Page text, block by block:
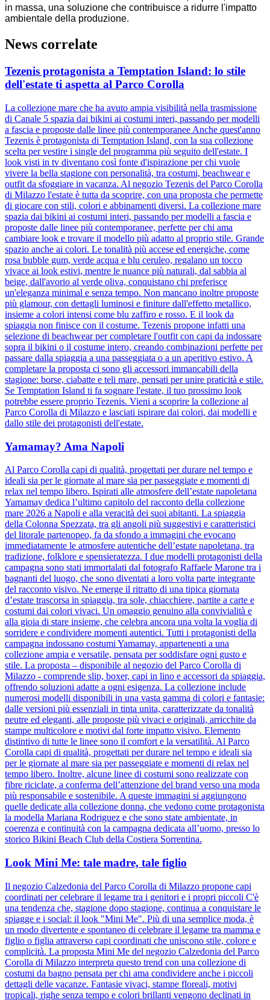
in massa, una soluzione che contribuisce a ridurre l'impatto
ambientale della produzione.
News correlate
Tezenis protagonista a Temptation Island: lo stile
dell'estate ti aspetta al Parco Corolla
La collezione mare che ha avuto ampia visibilità nella trasmissione
di Canale 5 spazia dai bikini ai costumi interi, passando per modelli
a fascia e proposte dalle linee più contemporanee Anche quest'anno
Tezenis è protagonista di Temptation Island, con la sua collezione
scelta per vestire i single del programma più seguito dell'estate. I
look visti in tv diventano così fonte d'ispirazione per chi vuole
vivere la bella stagione con personalità, tra costumi, beachwear e
outfit da sfoggiare in vacanza. Al negozio Tezenis del Parco Corolla
di Milazzo l'estate è tutta da scoprire, con una proposta che permette
di giocare con stili, colori e abbinamenti diversi. La collezione mare
spazia dai bikini ai costumi interi, passando per modelli a fascia e
proposte dalle linee più contemporanee, perfette per chi ama
cambiare look e trovare il modello più adatto al proprio stile. Grande
spazio anche ai colori. Le tonalità più accese ed energiche, come
rosa bubble gum, verde acqua e blu ceruleo, regalano un tocco
vivace ai look estivi, mentre le nuance più naturali, dal sabbia al
beige, dall'avorio al verde oliva, conquistano chi preferisce
un'eleganza minimal e senza tempo. Non mancano inoltre proposte
più glamour, con dettagli luminosi e finiture dall'effetto metallico,
insieme a colori intensi come blu zaffiro e rosso. E il look da
spiaggia non finisce con il costume. Tezenis propone infatti una
selezione di beachwear per completare l'outfit con capi da indossare
sopra il bikini o il costume intero, creando combinazioni perfette per
passare dalla spiaggia a una passeggiata o a un aperitivo estivo. A
completare la proposta ci sono gli accessori immancabili della
stagione: borse, ciabatte e teli mare, pensati per unire praticità e stile.
Se Temptation Island ti fa sognare l'estate, il tuo prossimo look
potrebbe essere proprio Tezenis. Vieni a scoprire la collezione al
Parco Corolla di Milazzo e lasciati ispirare dai colori, dai modelli e
dallo stile dei protagonisti dell'estate.
Yamamay? Ama Napoli
Al Parco Corolla capi di qualità, progettati per durare nel tempo e
ideali sia per le giornate al mare sia per passeggiate e momenti di
relax nel tempo libero. Ispirati alle atmosfere dell’estate napoletana
Yamamay dedica l’ultimo capitolo del racconto della collezione
mare 2026 a Napoli e alla veracità dei suoi abitanti. La spiaggia
della Colonna Spezzata, tra gli angoli più suggestivi e caratteristici
del litorale partenopeo, fa da sfondo a immagini che evocano
immediatamente le atmosfere autentiche dell’estate napoletana, tra
tradizione, folklore e spensieratezza. I due modelli protagonisti della
campagna sono stati immortalati dal fotografo Raffaele Marone tra i
bagnanti del luogo, che sono diventati a loro volta parte integrante
del racconto visivo. Ne emerge il ritratto di una tipica giornata
d’estate trascorsa in spiaggia, tra sole, chiacchiere, partite a carte e
costumi dai colori vivaci. Un omaggio genuino alla convivialità e
alla gioia di stare insieme, che celebra ancora una volta la voglia di
sorridere e condividere momenti autentici. Tutti i protagonisti della
campagna indossano costumi Yamamay, appartenenti a una
collezione ampia e versatile, pensata per soddisfare ogni gusto e
stile. La proposta – disponibile al negozio del Parco Corolla di
Milazzo - comprende slip, boxer, capi in lino e accessori da spiaggia,
offrendo soluzioni adatte a ogni esigenza. La collezione include
numerosi modelli disponibili in una vasta gamma di colori e fantasie:
dalle versioni più essenziali in tinta unita, caratterizzate da tonalità
neutre ed eleganti, alle proposte più vivaci e originali, arricchite da
stampe multicolore e motivi dal forte impatto visivo. Elemento
distintivo di tutte le linee sono il comfort e la versatilità. Al Parco
Corolla capi di qualità, progettati per durare nel tempo e ideali sia
per le giornate al mare sia per passeggiate e momenti di relax nel
tempo libero. Inoltre, alcune linee di costumi sono realizzate con
fibre riciclate, a conferma dell’attenzione del brand verso una moda
più responsabile e sostenibile. A queste immagini si aggiungono
quelle dedicate alla collezione donna, che vedono come protagonista
la modella Mariana Rodriguez e che sono state ambientate, in
coerenza e continuità con la campagna dedicata all’uomo, presso lo
storico Bikini Beach Club della Costiera Sorrentina.
Look Mini Me: tale madre, tale figlio
Il negozio Calzedonia del Parco Corolla di Milazzo propone capi
coordinati per celebrare il legame tra i genitori e i propri piccoli C'è
una tendenza che, stagione dopo stagione, continua a conquistare le
spiagge e i social: il look "Mini Me". Più di una semplice moda, è
un modo divertente e spontaneo di celebrare il legame tra mamma e
figlio o figlia attraverso capi coordinati che uniscono stile, colore e
complicità. La proposta Mini Me del negozio Calzedonia del Parco
Corolla di Milazzo interpreta questo trend con una collezione di
costumi da bagno pensata per chi ama condividere anche i piccoli
dettagli delle vacanze. Fantasie vivaci, stampe floreali, motivi
tropicali, righe senza tempo e colori brillanti vengono declinati in